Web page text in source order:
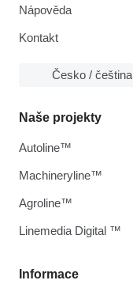
Nápověda
Kontakt
Česko / čeština
Informace
Naše projekty
Autoline™
Machineryline™
Agroline™
Linemedia Digital ™